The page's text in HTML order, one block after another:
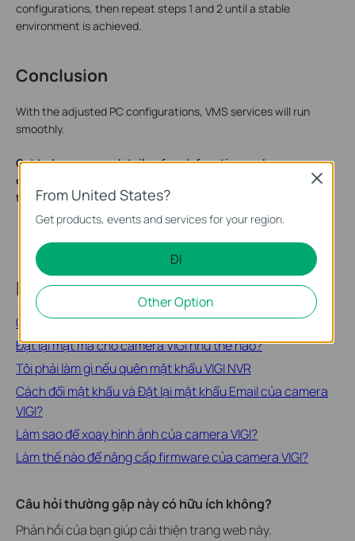
configurations, then repeat steps 1 and 2 until a stable
environment is achieved.
Conclusion
With the adjusted PC configurations, VMS services will run
smoothly.
Get to know more details of each function and
configuration please go to
to download
the manual of your product.
Related FAQs
Câu hỏi thường gặp về VIGI
Đặt lại mật mã cho camera VIGI như thế nào?
Tôi phải làm gì nếu quên mật khẩu VIGI NVR
Cách đổi mật khẩu và Đặt lại mật khẩu Email của camera
VIGI?
Làm sao để xoay hình ảnh của camera VIGI?
Làm thế nào để nâng cấp firmware của camera VIGI?
Câu hỏi thường gặp này có hữu ích không?
Phản hồi của bạn giúp cải thiện trang web này.
From United States?
Get products, events and services for your region.
ĐI
Other Option
Close